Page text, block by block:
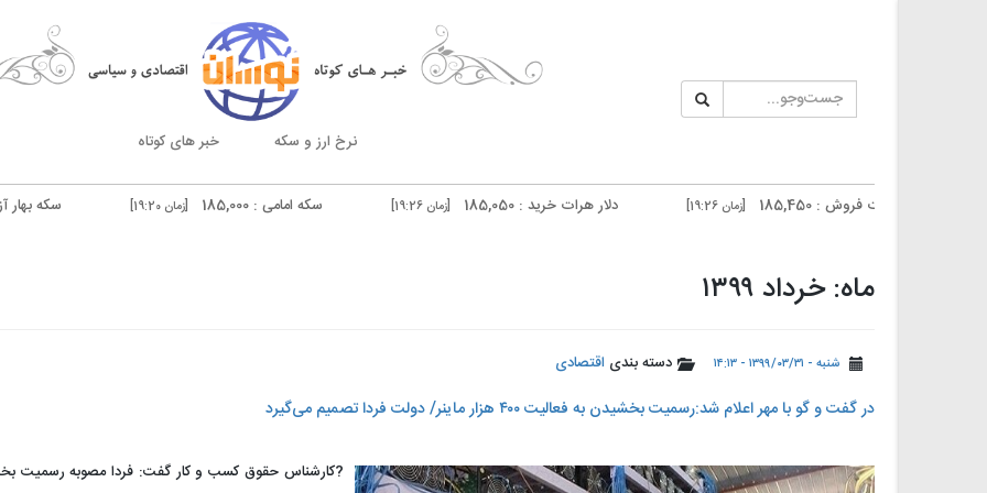
نرخ ارز و سکه خبر های کوتاه
[زمان 19:26] دلار هرات خرید : 185,050 [زمان 19:26] سکه امامی : 185,000 [زمان 19:20] سکه بهار آزادی : 181,500
ماه: خرداد ۱۳۹۹
شنبه - ۱۳۹۹/۰۳/۳۱ - ۱۴:۱۳ دسته بندی اقتصادی
در گفت و گو با مهر اعلام شد:رسمیت بخشیدن به فعالیت ۴۰۰ هزار ماینر/ دولت فردا تصمیم می‌گیرد
?کارشناس حقوق کسب و کار گفت: فردا مصوبه رسمیت